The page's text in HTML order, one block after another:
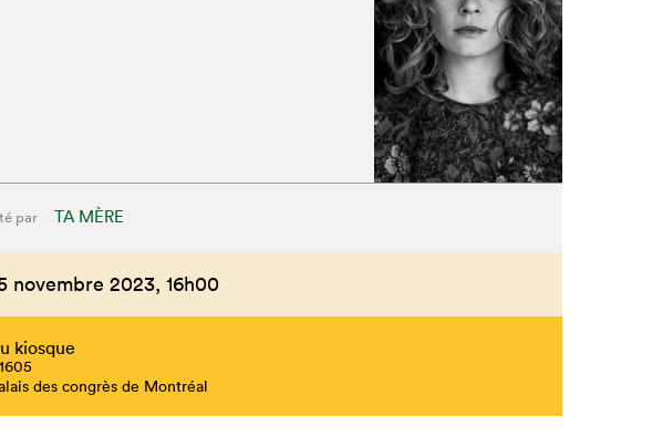
par TA MÈRE
novembre 2023, 16h00
kiosque
des congrès de Montréal